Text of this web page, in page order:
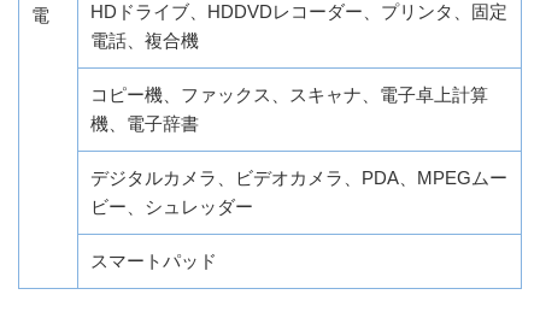
電
HDドライブ、HDDVDレコーダー、プリンタ、固定
電話、複合機
コピー機、ファックス、スキャナ、電子卓上計算
機、電子辞書
デジタルカメラ、ビデオカメラ、PDA、MPEGムー
ビー、シュレッダー
スマートパッド